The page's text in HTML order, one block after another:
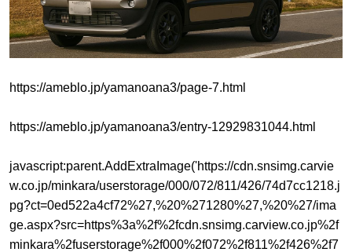
https://ameblo.jp/yamanoana3/page-7.html
https://ameblo.jp/yamanoana3/entry-12929831044.html
javascript:parent.AddExtraImage('https://cdn.snsimg.carvie
w.co.jp/minkara/userstorage/000/072/811/426/74d7cc1218.j
pg?ct=0ed522a4cf72%27,%20%271280%27,%20%27/ima
ge.aspx?src=https%3a%2f%2fcdn.snsimg.carview.co.jp%2f
minkara%2fuserstorage%2f000%2f072%2f811%2f426%2f7